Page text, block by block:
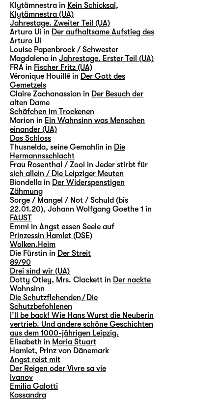
Klytämnestra in Kein Schicksal,
Klytämnestra (UA)
Jahrestage. Zweiter Teil (UA)
Arturo Ui in Der aufhaltsame Aufstieg des
Arturo Ui
Louise Papenbrock / Schwester
Magdalena in Jahrestage. Erster Teil (UA)
FRA in Fischer Fritz (UA)
Véronique Houillé in Der Gott des
Gemetzels
Claire Zachanassian in Der Besuch der
alten Dame
Schäfchen im Trockenen
Marion in Ein Wahnsinn was Menschen
einander (UA)
Das Schloss
Thusnelda, seine Gemahlin in Die
Hermannsschlacht
Frau Rosenthal / Zooi in Jeder stirbt für
sich allein / Die Leipziger Meuten
Biondella in Der Widerspenstigen
Zähmung
Sorge / Mangel / Not / Schuld (bis
22.01.20), Johann Wolfgang Goethe 1 in
FAUST
Emmi in Angst essen Seele auf
Prinzessin Hamlet (DSE)
Wolken.Heim
Die Fürstin in Der Streit
89/90
Drei sind wir (UA)
Dotty Otley, Mrs. Clackett in Der nackte
Wahnsinn
Die Schutzflehenden / Die
Schutzbefohlenen
I’ll be back! Wie Hans Wurst die Neuberin
vertrieb. Und andere schöne Geschichten
aus dem 1000-jährigen Leipzig.
Elisabeth in Maria Stuart
Hamlet, Prinz von Dänemark
Angst reist mit
Der Reigen oder Vivre sa vie
Ivanov
Emilia Galotti
Kassandra